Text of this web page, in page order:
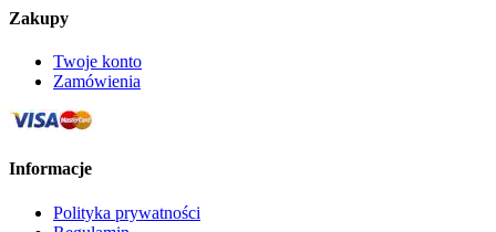
Zakupy
Twoje konto
Zamówienia
Informacje
Polityka prywatności